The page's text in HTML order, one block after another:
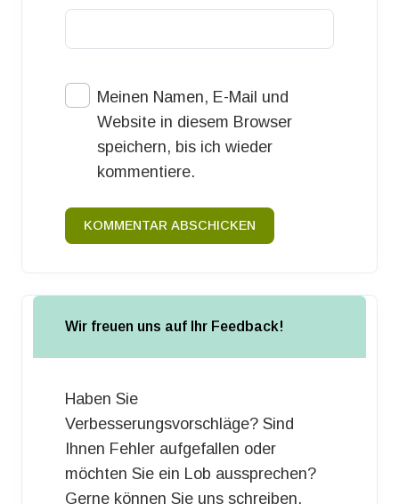
Meinen Namen, E-Mail und
Website in diesem Browser
speichern, bis ich wieder
kommentiere.
KOMMENTAR ABSCHICKEN
Wir freuen uns auf Ihr Feedback!
Haben Sie
Verbesserungsvorschläge? Sind
Ihnen Fehler aufgefallen oder
möchten Sie ein Lob aussprechen?
Gerne können Sie uns schreiben.